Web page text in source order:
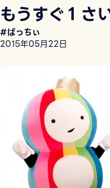
もうすぐ１さ
#ぱっちぃ
2015年05月22日